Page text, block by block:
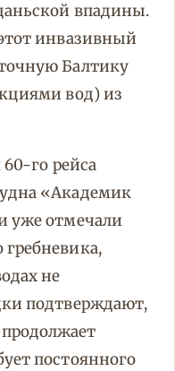
впадины.
инвазивный
Балтику
вод) из
60-го рейса
«Академик
уже отмечали
не
подтверждают,
постоянного